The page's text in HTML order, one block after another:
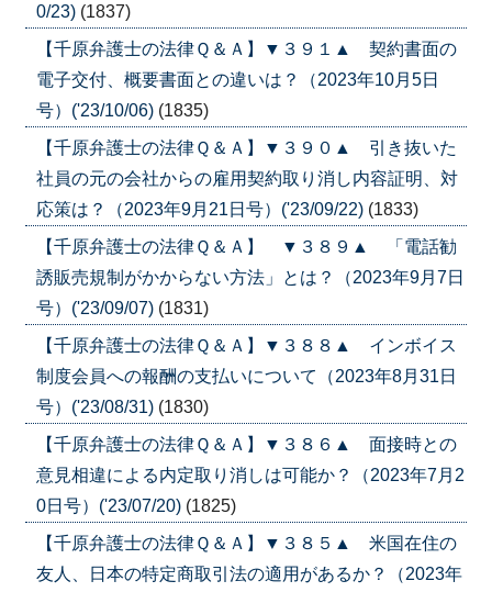
0/23) (1837)
【千原弁護士の法律Ｑ＆Ａ】▼３９１▲ 契約書面の
電子交付、概要書面との違いは？（2023年10月5日
号）('23/10/06) (1835)
【千原弁護士の法律Ｑ＆Ａ】▼３９０▲ 引き抜いた
社員の元の会社からの雇用契約取り消し内容証明、対
応策は？（2023年9月21日号）('23/09/22) (1833)
【千原弁護士の法律Ｑ＆Ａ】 ▼３８９▲ 「電話勧
誘販売規制がかからない方法」とは？（2023年9月7日
号）('23/09/07) (1831)
【千原弁護士の法律Ｑ＆Ａ】▼３８８▲ インボイス
制度会員への報酬の支払いについて（2023年8月31日
号）('23/08/31) (1830)
【千原弁護士の法律Ｑ＆Ａ】▼３８６▲ 面接時との
意見相違による内定取り消しは可能か？（2023年7月2
0日号）('23/07/20) (1825)
【千原弁護士の法律Ｑ＆Ａ】▼３８５▲ 米国在住の
友人、日本の特定商取引法の適用があるか？（2023年